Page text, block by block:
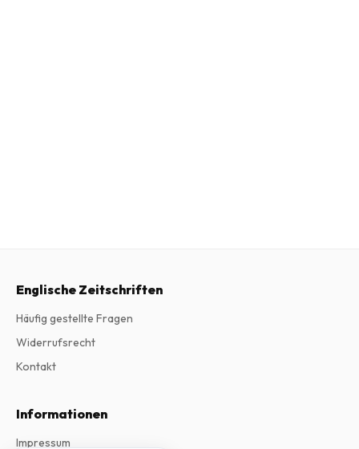
Englische Zeitschriften
Häufig gestellte Fragen
Widerrufsrecht
Kontakt
Informationen
Impressum